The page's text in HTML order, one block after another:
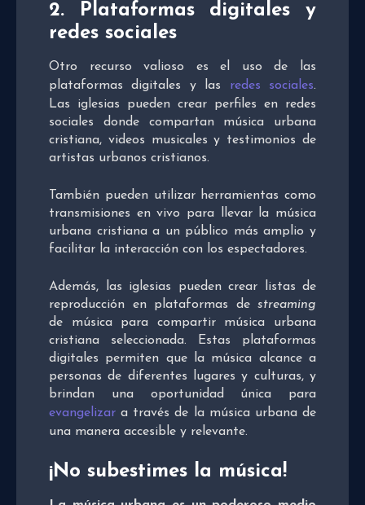
2. Plataformas digitales y
redes sociales
Otro recurso valioso es el uso de las
plataformas digitales y las redes sociales.
Las iglesias pueden crear perfiles en redes
sociales donde compartan música urbana
cristiana, videos musicales y testimonios de
artistas urbanos cristianos.
También pueden utilizar herramientas como
transmisiones en vivo para llevar la música
urbana cristiana a un público más amplio y
facilitar la interacción con los espectadores.
Además, las iglesias pueden crear listas de
reproducción en plataformas de streaming
de música para compartir música urbana
cristiana seleccionada. Estas plataformas
digitales permiten que la música alcance a
personas de diferentes lugares y culturas, y
brindan una oportunidad única para
evangelizar a través de la música urbana de
una manera accesible y relevante.
¡No subestimes la música!